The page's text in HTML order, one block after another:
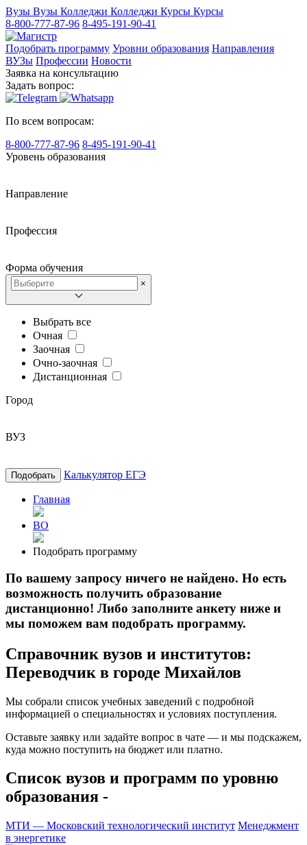
Вузы Вузы Колледжи Колледжи Курсы Курсы
8-800-777-87-96 8-495-191-90-41
Подобрать программу Уровни образования Направления
ВУЗы Профессии Новости
Заявка на консультацию
Задать вопрос:
По всем вопросам:
8-800-777-87-96 8-495-191-90-41
Уровень образования
Направление
Профессия
Форма обучения
×
Выбрать все
Очная
Заочная
Очно-заочная
Дистанционная
Город
ВУЗ
Подобрать Калькулятор ЕГЭ
Главная
ВО
Подобрать программу
По вашему запросу ничего не найдено. Но есть
возможность получить образование
дистанционно! Либо заполните анкету ниже и
мы поможем вам подобрать программу.
Справочник вузов и институтов:
Переводчик в городе Михайлов
Мы собрали список учебных заведений с подробной
информацией о специальностях и условиях поступления.
Оставьте заявку или задайте вопрос в чате — и мы подскажем,
куда можно поступить на бюджет или платно.
Список вузов и программ по уровню
образования -
МТИ — Московский технологический институт Менеджмент
в энергетике